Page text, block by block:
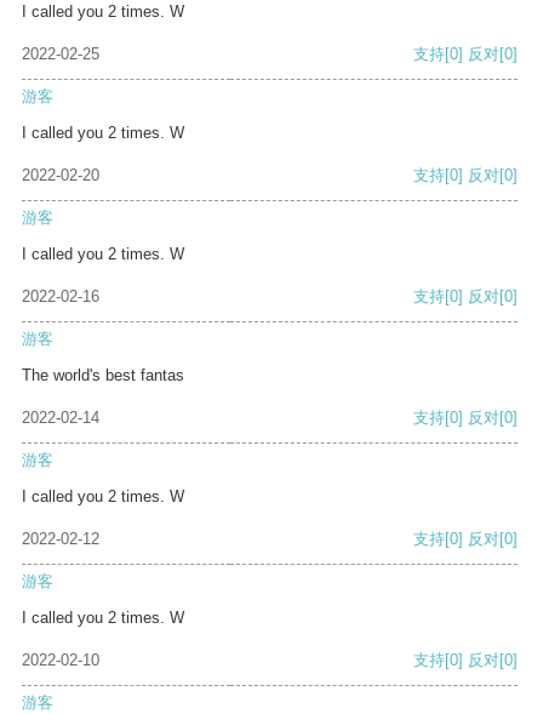
I called you 2 times. W
2022-02-25 支持[0] 反对[0]
游客
I called you 2 times. W
2022-02-20 支持[0] 反对[0]
游客
I called you 2 times. W
2022-02-16 支持[0] 反对[0]
游客
The world's best fantas
2022-02-14 支持[0] 反对[0]
游客
I called you 2 times. W
2022-02-12 支持[0] 反对[0]
游客
I called you 2 times. W
2022-02-10 支持[0] 反对[0]
游客